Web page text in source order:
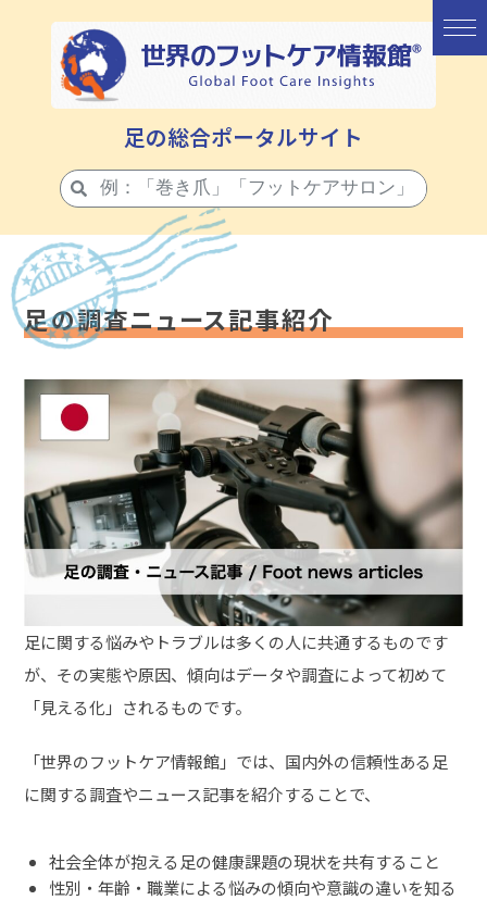
足の総合ポータルサイト
足の調査ニュース記事紹介
足に関する悩みやトラブルは多くの人に共通するものです
が、その実態や原因、傾向はデータや調査によって初めて
「見える化」されるものです。
「世界のフットケア情報館」では、国内外の信頼性ある足
に関する調査やニュース記事を紹介することで、
社会全体が抱える足の健康課題の現状を共有すること
性別・年齢・職業による悩みの傾向や意識の違いを知る